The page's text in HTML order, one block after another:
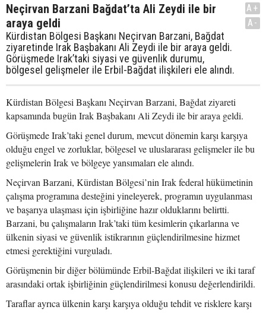
Neçirvan Barzani Bağdat’ta Ali Zeydi ile bir
araya geldi
Kürdistan Bölgesi Başkanı Neçirvan Barzani, Bağdat
ziyaretinde Irak Başbakanı Ali Zeydi ile bir araya geldi.
Görüşmede Irak’taki siyasi ve güvenlik durumu,
bölgesel gelişmeler ile Erbil-Bağdat ilişkileri ele alındı.
A+
A-
Kürdistan Bölgesi Başkanı Neçirvan Barzani, Bağdat ziyareti
kapsamında bugün Irak Başbakanı Ali Zeydi ile bir araya geldi.
Görüşmede Irak’taki genel durum, mevcut dönemin karşı karşıya
olduğu engel ve zorluklar, bölgesel ve uluslararası gelişmeler ile bu
gelişmelerin Irak ve bölgeye yansımaları ele alındı.
Neçirvan Barzani, Kürdistan Bölgesi’nin Irak federal hükümetinin
çalışma programına desteğini yineleyerek, programın uygulanması
ve başarıya ulaşması için işbirliğine hazır olduklarını belirtti.
Barzani, bu çalışmaların Irak’taki tüm kesimlerin çıkarlarına ve
ülkenin siyasi ve güvenlik istikrarının güçlendirilmesine hizmet
etmesi gerektiğini vurguladı.
Görüşmenin bir diğer bölümünde Erbil-Bağdat ilişkileri ve iki taraf
arasındaki ortak işbirliğinin güçlendirilmesi konusu değerlendirildi.
Taraflar ayrıca ülkenin karşı karşıya olduğu tehdit ve risklere karşı